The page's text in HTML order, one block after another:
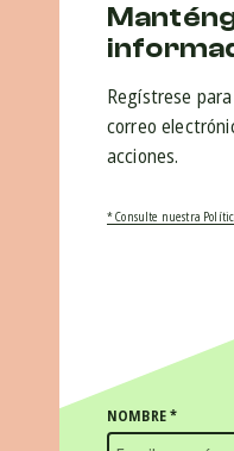
Regístrese
correo
acciones.
* Consulte nuestra
NOMBRE*